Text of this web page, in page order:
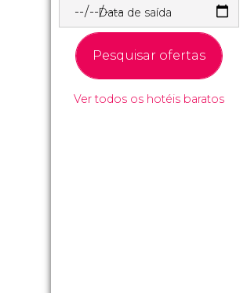
Data de saída
Pesquisar ofertas
Ver todos os hotéis baratos